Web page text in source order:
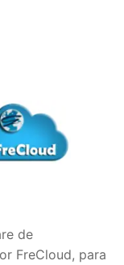
de
FreCloud, para